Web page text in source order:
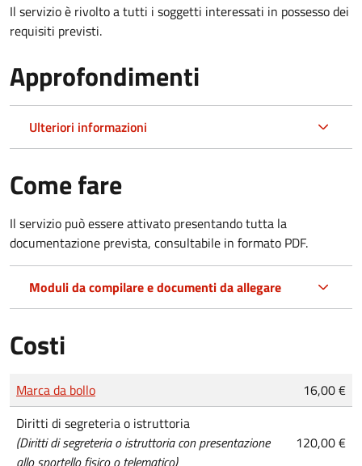
Il servizio è rivolto a tutti i soggetti interessati in possesso dei
requisiti previsti.
Approfondimenti
Ulteriori informazioni
Come fare
Il servizio può essere attivato presentando tutta la
documentazione prevista, consultabile in formato PDF.
Moduli da compilare e documenti da allegare
Costi
Tipo di pagamento
Importo
Marca da bollo
16,00 €
Diritti di segreteria o istruttoria
(Diritti di segreteria o istruttoria con presentazione
allo sportello fisico o telematico)
120,00 €